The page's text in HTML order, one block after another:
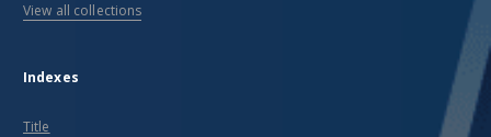
View all collections
Indexes
Title